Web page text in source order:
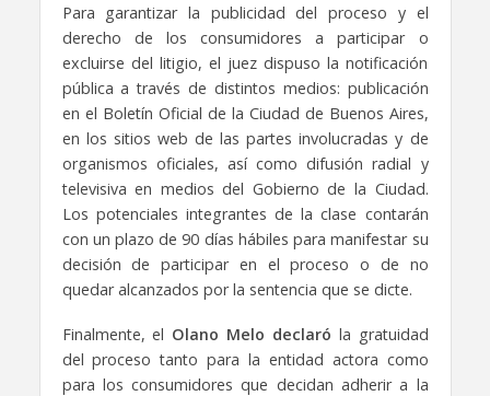
Para garantizar la publicidad del proceso y el
derecho de los consumidores a participar o
excluirse del litigio, el juez dispuso la notificación
pública a través de distintos medios: publicación
en el Boletín Oficial de la Ciudad de Buenos Aires,
en los sitios web de las partes involucradas y de
organismos oficiales, así como difusión radial y
televisiva en medios del Gobierno de la Ciudad.
Los potenciales integrantes de la clase contarán
con un plazo de 90 días hábiles para manifestar su
decisión de participar en el proceso o de no
quedar alcanzados por la sentencia que se dicte.
Finalmente, el Olano Melo declaró la gratuidad
del proceso tanto para la entidad actora como
para los consumidores que decidan adherir a la